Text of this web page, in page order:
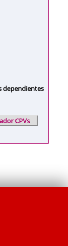
dependientes